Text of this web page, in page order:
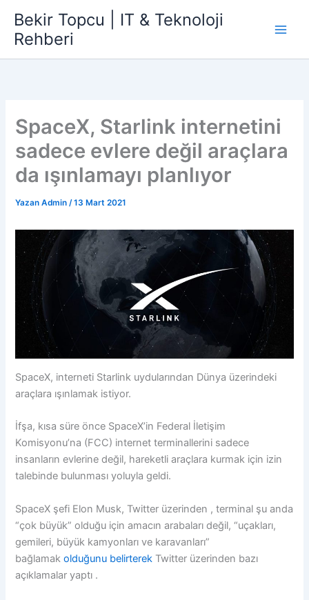
atlaBekir Topcu | IT & Teknoloji
Rehberi
SpaceX, Starlink internetini
sadece evlere değil araçlara
da ışınlamayı planlıyor
Yazan Admin/13 Mart 2021
SpaceX, interneti Starlink uydularından Dünya üzerindeki
araçlara ışınlamak istiyor.
İfşa, kısa süre önce SpaceX’in Federal İletişim
Komisyonu’na (FCC) internet terminallerini sadece
insanların evlerine değil, hareketli araçlara kurmak için izin
talebinde bulunması yoluyla geldi.
SpaceX şefi Elon Musk, Twitter üzerinden , terminal şu ​​anda
“çok büyük” olduğu için amacın arabaları değil, “uçakları,
gemileri, büyük kamyonları ve karavanları”
bağlamakolduğunu belirterek Twitter üzerinden bazı
açıklamalar yaptı .